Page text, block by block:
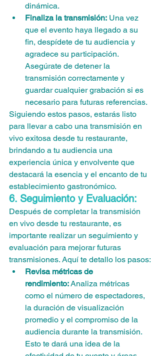
dinámica.
Finaliza la transmisión: Una vez
que el evento haya llegado a su
fin, despídete de tu audiencia y
agradece su participación.
Asegúrate de detener la
transmisión correctamente y
guardar cualquier grabación si es
necesario para futuras referencias.
Siguiendo estos pasos, estarás listo
para llevar a cabo una transmisión en
vivo exitosa desde tu restaurante,
brindando a tu audiencia una
experiencia única y envolvente que
destacará la esencia y el encanto de tu
establecimiento gastronómico.
6. Seguimiento y Evaluación:
Después de completar la transmisión
en vivo desde tu restaurante, es
importante realizar un seguimiento y
evaluación para mejorar futuras
transmisiones. Aquí te detallo los pasos:
Revisa métricas de
rendimiento: Analiza métricas
como el número de espectadores,
la duración de visualización
promedio y el compromiso de la
audiencia durante la transmisión.
Esto te dará una idea de la